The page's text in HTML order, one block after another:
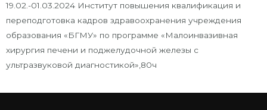
19.02.-01.03.2024 Институт повышения квалификация и
переподготовка кадров здравоохранения учреждения
образования «БГМУ» по программе «Малоинвазивная
хирургия печени и поджелудочной железы с
ультразвуковой диагностикой»,80ч